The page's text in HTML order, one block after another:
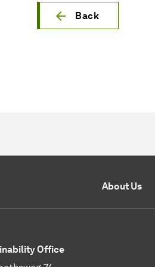
Back
About Us
Office